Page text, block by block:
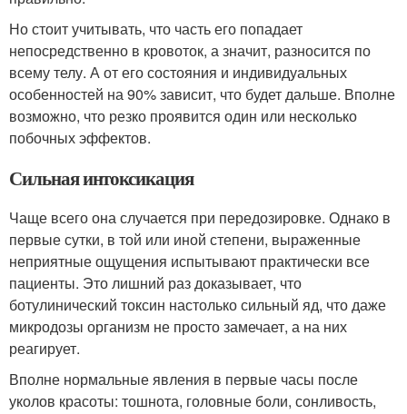
Но стоит учитывать, что часть его попадает
непосредственно в кровоток, а значит, разносится по
всему телу. А от его состояния и индивидуальных
особенностей на 90% зависит, что будет дальше. Вполне
возможно, что резко проявится один или несколько
побочных эффектов.
Сильная интоксикация
Чаще всего она случается при передозировке. Однако в
первые сутки, в той или иной степени, выраженные
неприятные ощущения испытывают практически все
пациенты. Это лишний раз доказывает, что
ботулинический токсин настолько сильный яд, что даже
микродозы организм не просто замечает, а на них
реагирует.
Вполне нормальные явления в первые часы после
уколов красоты: тошнота, головные боли, сонливость,